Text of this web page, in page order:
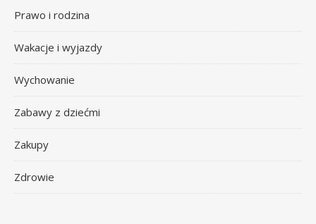
Prawo i rodzina
Wakacje i wyjazdy
Wychowanie
Zabawy z dziećmi
Zakupy
Zdrowie